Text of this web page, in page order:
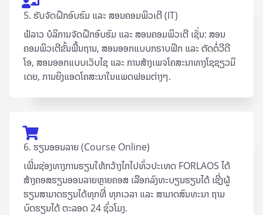
5. ຮັບຈັດຝຶກອົບຮົມ ແລະ ສອນຄອມພິວເຕີ (IT)
ຟໍລາວ ບໍລິການຈັດຝຶກອົບຮົມ ແລະ ສອນຄອມພິວເຕີ ເຊັ່ນ: ສອນ
ຄອມພິວເຕີຂັ້ນພື້ນຖານ, ສອນອອກແບບກຣາບຟິກ ແລະ ຕັດຕໍ່ວີດີ
ໂອ, ສອນອອກແບບເວັບໄຊ ແລະ ການສ້າງເພຈໂຄສະນາທາງໂຊຊຽວມິ
ເດຍ, ການຍິງແອດໂຄສະນາໃນແພດຟອມຕ່າງໆ.
6. ຮຽນອອນລາຍ (Course Online)
ເພີ່ມຊ່ອງທາງການຮຽນໃຫ້ກວ້າງໄກໄປທົ່ວປະເທດ FORLAOS ໄດ້
ສ້າງຄອສຮຽນອອນລາຍຫຼາຍຄອສ ເລືອກລົງທະບຽນຮຽນໄດ້ ເຊີ່ງຜູ້
ຮຽນສາມາດຮຽນໄດ້ທຸກທີ່ ທຸກເວລາ ແລະ ສາມາດສົນທະນາ ຖາມ
ບົດຮຽນໄດ້ ຕະລອດ 24 ຊົ່ວໂມງ.